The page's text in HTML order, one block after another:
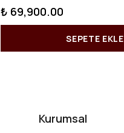
₺ 69,900.00
SEPETE EKLE
Kurumsal